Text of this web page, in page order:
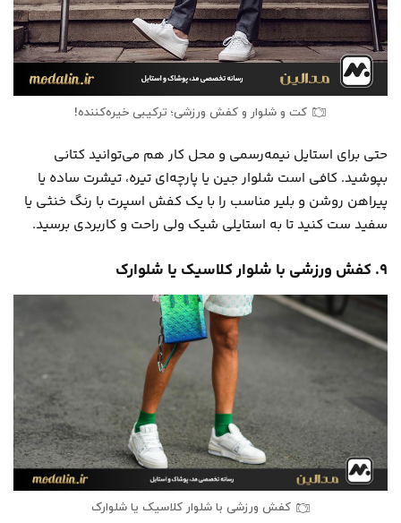
کت و شلوار و کفش ورزشی؛ ترکیبی خیره‌کننده!
حتی برای استایل نیمه‌رسمی و محل کار هم می‌توانید کتانی
بپوشید. کافی است شلوار جین یا پارچه‌ای تیره، تیشرت ساده یا
پیراهن روشن و بلیر مناسب را با یک کفش اسپرت با رنگ خنثی یا
سفید ست کنید تا به استایلی شیک ولی راحت و کاربردی برسید.
۹. کفش ورزشی با شلوار کلاسیک یا شلوارک
کفش ورزشی با شلوار کلاسیک یا شلوارک